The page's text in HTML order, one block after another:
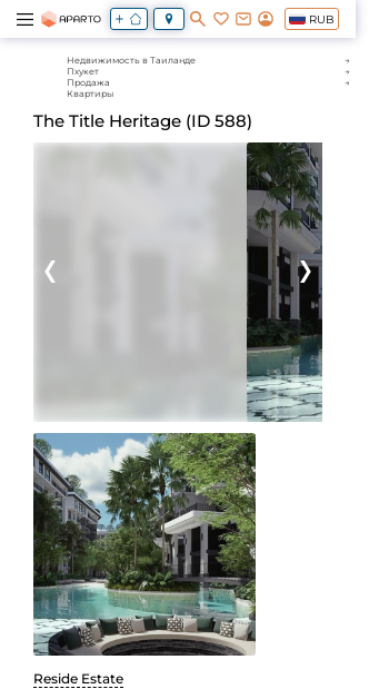
RUB
Недвижимость в Таиланде
Пхукет
Продажа
Квартиры
The Title Heritage (ID 588)
Reside Estate